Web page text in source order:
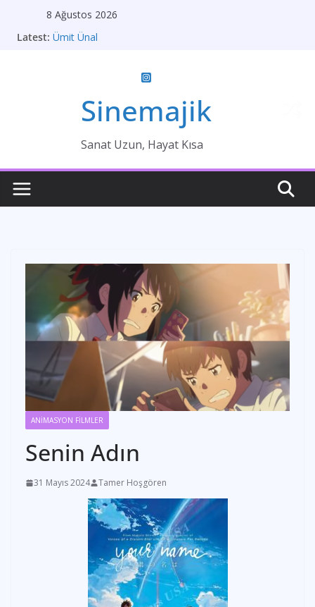
8 Ağustos 2026
Latest: Ümit Ünal
Kırık Bir Aşk Hikayesi
Sinemajik
Sanat Uzun, Hayat Kısa
ANİMASYON FİLMLER
Senin Adın
31 Mayıs 2024 Tamer Hoşgören